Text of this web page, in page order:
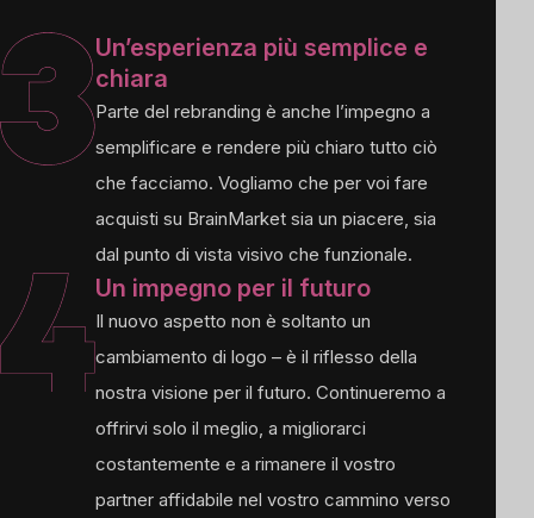
Un’esperienza più semplice e
chiara
Parte del rebranding è anche l’impegno a
semplificare e rendere più chiaro tutto ciò
che facciamo. Vogliamo che per voi fare
acquisti su BrainMarket sia un piacere, sia
dal punto di vista visivo che funzionale.
Un impegno per il futuro
Il nuovo aspetto non è soltanto un
cambiamento di logo – è il riflesso della
nostra visione per il futuro. Continueremo a
offrirvi solo il meglio, a migliorarci
costantemente e a rimanere il vostro
partner affidabile nel vostro cammino verso